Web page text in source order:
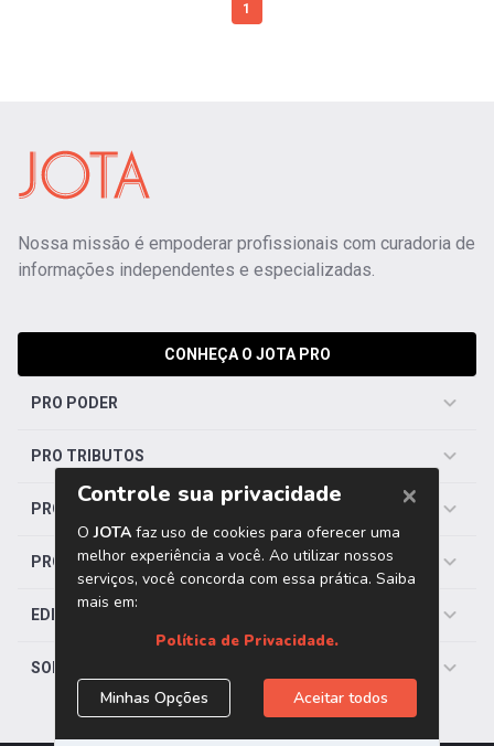
1
Nossa missão é empoderar profissionais com curadoria de
informações independentes e especializadas.
CONHEÇA O JOTA PRO
PRO PODER
PRO TRIBUTOS
PRO TRABALHISTA
PRO SAÚDE
EDITORIAS
SOBRE O JOTA